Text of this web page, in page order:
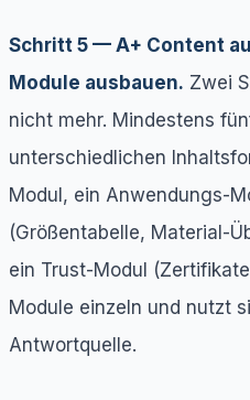
Schritt 5 — A+ Content
Module ausbauen. Zwei
nicht mehr. Mindestens
unterschiedlichen
Modul, ein Anwendungs-
(Größentabelle, Material-
ein Trust-Modul
Module einzeln und nutzt
Antwortquelle.